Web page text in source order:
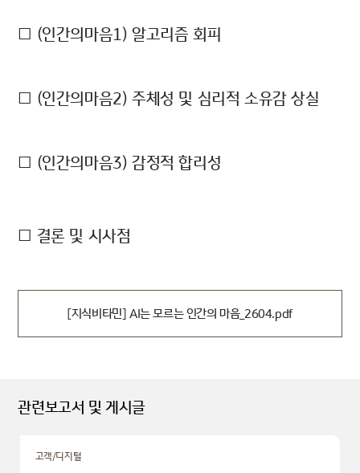
□ (인간의마음1) 알고리즘 회피
□ (인간의마음2) 주체성 및 심리적 소유감 상실
□ (인간의마음3) 감정적 합리성
□ 결론 및 시사점
[지식비타민] AI는 모르는 인간의 마음_2604.pdf
관련보고서 및 게시글
고객/디지털